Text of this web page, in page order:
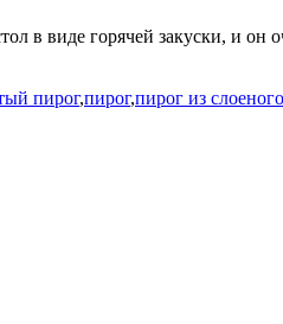
в виде горячей закуски, и
пирог,пирог,пирог из